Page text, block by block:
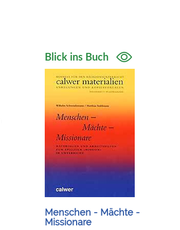
Blick ins Buch
Menschen - Mächte -
Missionare